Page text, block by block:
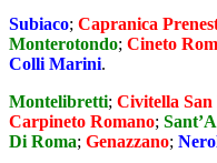
Subiaco; Capranica
Monterotondo; Cineto
Colli Marini.
Montelibretti; Civitella San
Carpineto Romano;
Di Roma; Genazzano;